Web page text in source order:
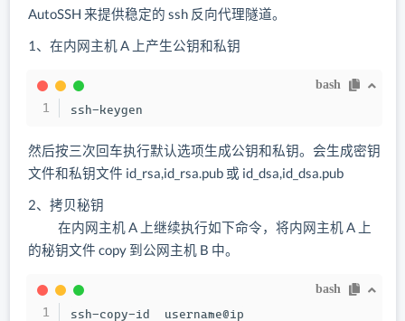
AutoSSH 来提供稳定的 ssh 反向代理隧道。
1、在内网主机 A 上产生公钥和私钥
bash
ssh-keygen
然后按三次回车执行默认选项生成公钥和私钥。会生成密钥
文件和私钥文件 id_rsa,id_rsa.pub 或 id_dsa,id_dsa.pub
2、拷贝秘钥
在内网主机 A 上继续执行如下命令，将内网主机 A 上
的秘钥文件 copy 到公网主机 B 中。
bash
ssh-copy-id  username@ip